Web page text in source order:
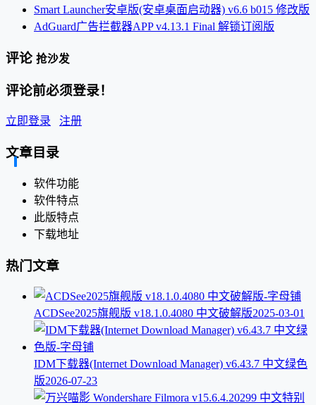
Smart Launcher安卓版(安卓桌面启动器) v6.6 b015 修改版
AdGuard广告拦截器APP v4.13.1 Final 解锁订阅版
评论 抢沙发
评论前必须登录！
立即登录 注册
文章目录
软件功能
软件特点
此版特点
下载地址
热门文章
ACDSee2025旗舰版 v18.1.0.4080 中文破解版2025-03-01
IDM下载器(Internet Download Manager) v6.43.7 中文绿色
版2026-07-23